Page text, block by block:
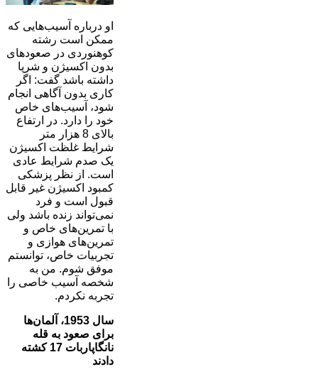
او درباره آسیب‌هایی که
ممکن است رشته
کوهنوردی در صعودهای
بدون اکسیژن و شرپا
داشته باشد گفت: اگر
کاری بدون آگاهی انجام
شود، آسیب‌های خاص
خود را دارد. در ارتفاع
بالای 8 هزار متر
شرایط غلظت اکسیژن
یک صدم شرایط عادی
است. از نظر پزشکی
کمبود اکسیژن غیر قابل
قبول است و فرد
نمی‌تواند زنده باشد ولی
با تمرین‌های خاص و
تمرین‌های هوازی و
تجربیات خاص، توانستم
موفق شوم. من به
شخصه آسیب خاصی را
تجربه نکردم.
سال 1953، آلمان‌ها
برای صعود به قله
نانگاپاربات 17 کشته
دادند